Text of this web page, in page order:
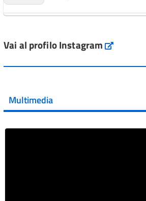
Vai al post →
Vai al post →
Vai al profilo Instagram Instagram
Multimedia